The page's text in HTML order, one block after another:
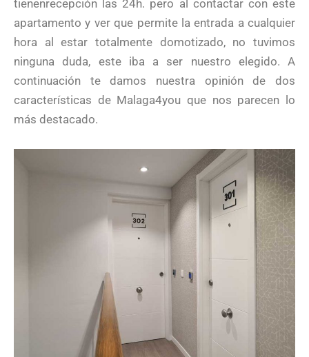
tienenrecepción las 24h. pero al contactar con este
apartamento y ver que permite la entrada a cualquier
hora al estar totalmente domotizado, no tuvimos
ninguna duda, este iba a ser nuestro elegido. A
continuación te damos nuestra opinión de dos
características de Malaga4you que nos parecen lo
más destacado.